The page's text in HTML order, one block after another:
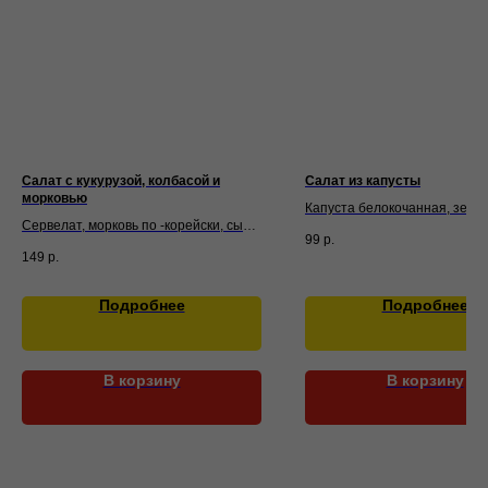
Салат с кукурузой, колбасой и
морковью
Сервелат, морковь по -корейски, сыр
149 р.
Подробнее
В корзину
Салат из капусты
Капуста белокочанная,
подсолнечное масло, соль,
99 р.
Подробнее
В корзину